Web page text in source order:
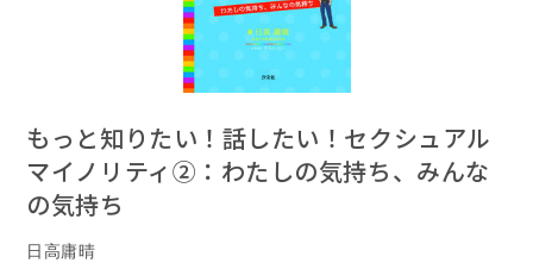
もっと知りたい！話したい！セクシュアル
マイノリティ②：わたしの気持ち、みんな
の気持ち
日高庸晴